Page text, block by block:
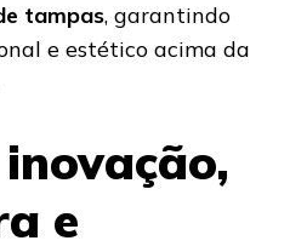
tampas, garantindo
e estético acima da
e